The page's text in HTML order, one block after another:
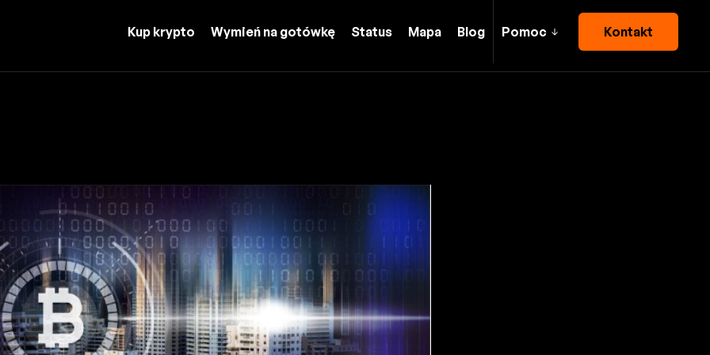
Kup krypto Wymień na gotówkę Status Mapa Blog Pomoc Kontakt